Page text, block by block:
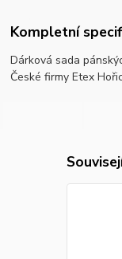
Kompletní
Dárková sada
České firmy Etex